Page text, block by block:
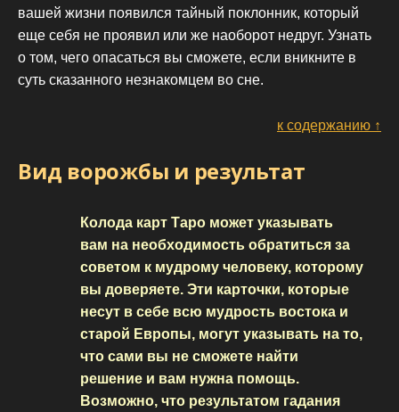
вашей жизни появился тайный поклонник, который
еще себя не проявил или же наоборот недруг. Узнать
о том, чего опасаться вы сможете, если вникните в
суть сказанного незнакомцем во сне.
к содержанию ↑
Вид ворожбы и результат
Колода карт Таро может указывать
вам на необходимость обратиться за
советом к мудрому человеку, которому
вы доверяете. Эти карточки, которые
несут в себе всю мудрость востока и
старой Европы, могут указывать на то,
что сами вы не сможете найти
решение и вам нужна помощь.
Возможно, что результатом гадания